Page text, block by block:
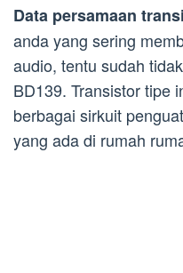
Data persamaan
anda yang sering
audio, tentu sudah
BD139. Transistor tipe
berbagai sirkuit
yang ada di rumah